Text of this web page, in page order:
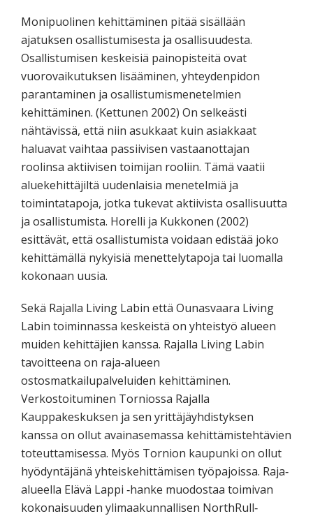
Monipuolinen kehittäminen pitää sisällään
ajatuksen osallistumisesta ja osallisuudesta.
Osallistumisen keskeisiä painopisteitä ovat
vuorovaikutuksen lisääminen, yhteydenpidon
parantaminen ja osallistumismenetelmien
kehittäminen. (Kettunen 2002) On selkeästi
nähtävissä, että niin asukkaat kuin asiakkaat
haluavat vaihtaa passiivisen vastaanottajan
roolinsa aktiivisen toimijan rooliin. Tämä vaatii
aluekehittäjiltä uudenlaisia menetelmiä ja
toimintatapoja, jotka tukevat aktiivista osallisuutta
ja osallistumista. Horelli ja Kukkonen (2002)
esittävät, että osallistumista voidaan edistää joko
kehittämällä nykyisiä menettelytapoja tai luomalla
kokonaan uusia.
Sekä Rajalla Living Labin että Ounasvaara Living
Labin toiminnassa keskeistä on yhteistyö alueen
muiden kehittäjien kanssa. Rajalla Living Labin
tavoitteena on raja‐alueen
ostosmatkailupalveluiden kehittäminen.
Verkostoituminen Torniossa Rajalla
Kauppakeskuksen ja sen yrittäjäyhdistyksen
kanssa on ollut avainasemassa kehittämistehtävien
toteuttamisessa. Myös Tornion kaupunki on ollut
hyödyntäjänä yhteiskehittämisen työpajoissa. Raja‐
alueella Elävä Lappi ‐hanke muodostaa toimivan
kokonaisuuden ylimaakunnallisen NorthRull‐